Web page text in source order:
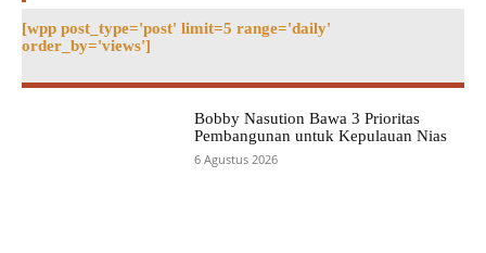
[wpp post_type='post' limit=5 range='daily'
order_by='views']
Bobby Nasution Bawa 3 Prioritas
Pembangunan untuk Kepulauan Nias
6 Agustus 2026